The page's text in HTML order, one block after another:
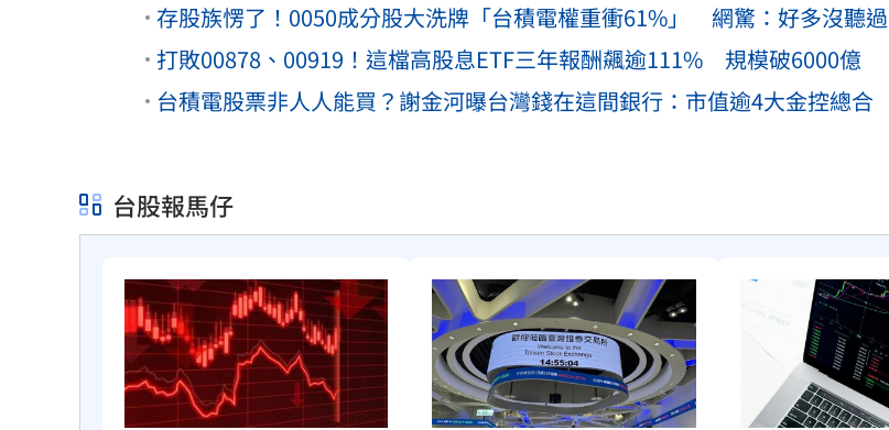
存股族愣了！0050成分股大洗牌「台積電權重衝61%」 網驚：好多沒聽過
打敗00878、00919！這檔高股息ETF三年報酬飆逾111% 規模破6000億
台積電股票非人人能買？謝金河曝台灣錢在這間銀行：市值逾4大金控總合
台股報馬仔